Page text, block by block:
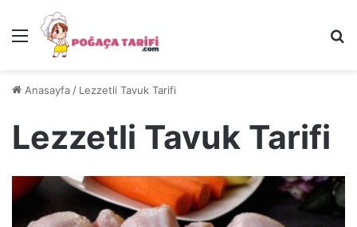
Menü
Anasayfa / Lezzetli Tavuk Tarifi
Lezzetli Tavuk Tarifi